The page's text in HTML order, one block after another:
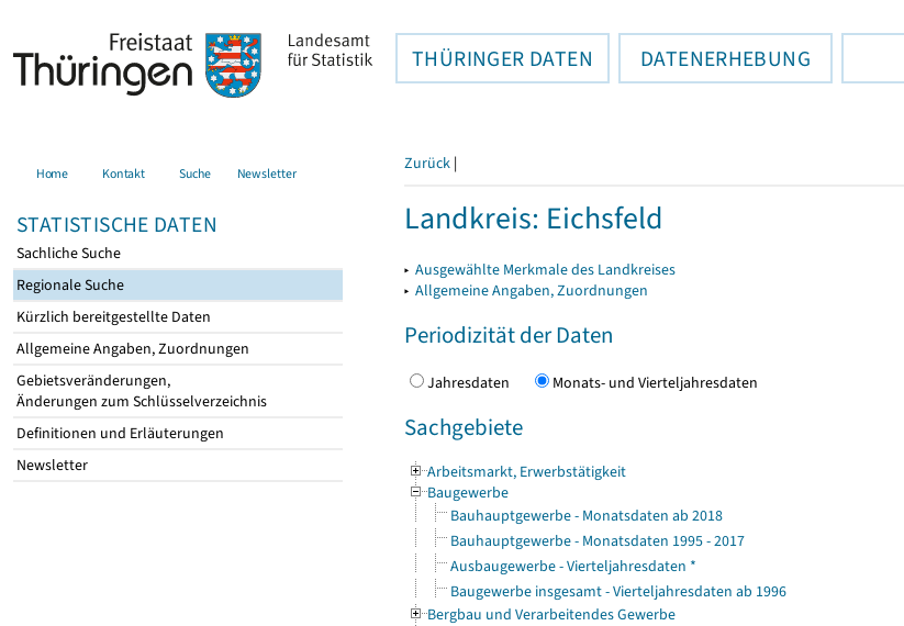
THÜRINGER DATEN DATENERHEBUNG
Home Kontakt Suche Newsletter
STATISTISCHE DATEN
Sachliche Suche
Regionale Suche
Kürzlich bereitgestellte Daten
Allgemeine Angaben, Zuordnungen
Gebietsveränderungen,
Änderungen zum Schlüsselverzeichnis
Definitionen und Erläuterungen
Newsletter
Zurück |
Landkreis: Eichsfeld
▸ Ausgewählte Merkmale des Landkreises
▸ Allgemeine Angaben, Zuordnungen
Periodizität der Daten
Jahresdaten Monats- und Vierteljahresdaten
Sachgebiete
Arbeitsmarkt, Erwerbstätigkeit
Baugewerbe
Bauhauptgewerbe - Monatsdaten ab 2018
Bauhauptgewerbe - Monatsdaten 1995 - 2017
Ausbaugewerbe - Vierteljahresdaten *
Baugewerbe insgesamt - Vierteljahresdaten ab 1996
Bergbau und Verarbeitendes Gewerbe